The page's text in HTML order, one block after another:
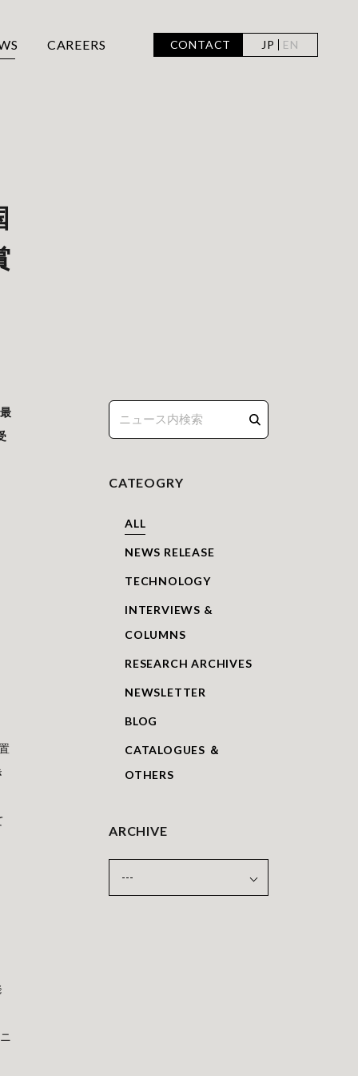
CAREERS CONTACT EN
JP
CATEOGRY
ALL
NEWS RELEASE
TECHNOLOGY
INTERVIEWS &
COLUMNS
RESEARCH ARCHIVES
NEWSLETTER
BLOG
CATALOGUES ＆
OTHERS
ARCHIVE